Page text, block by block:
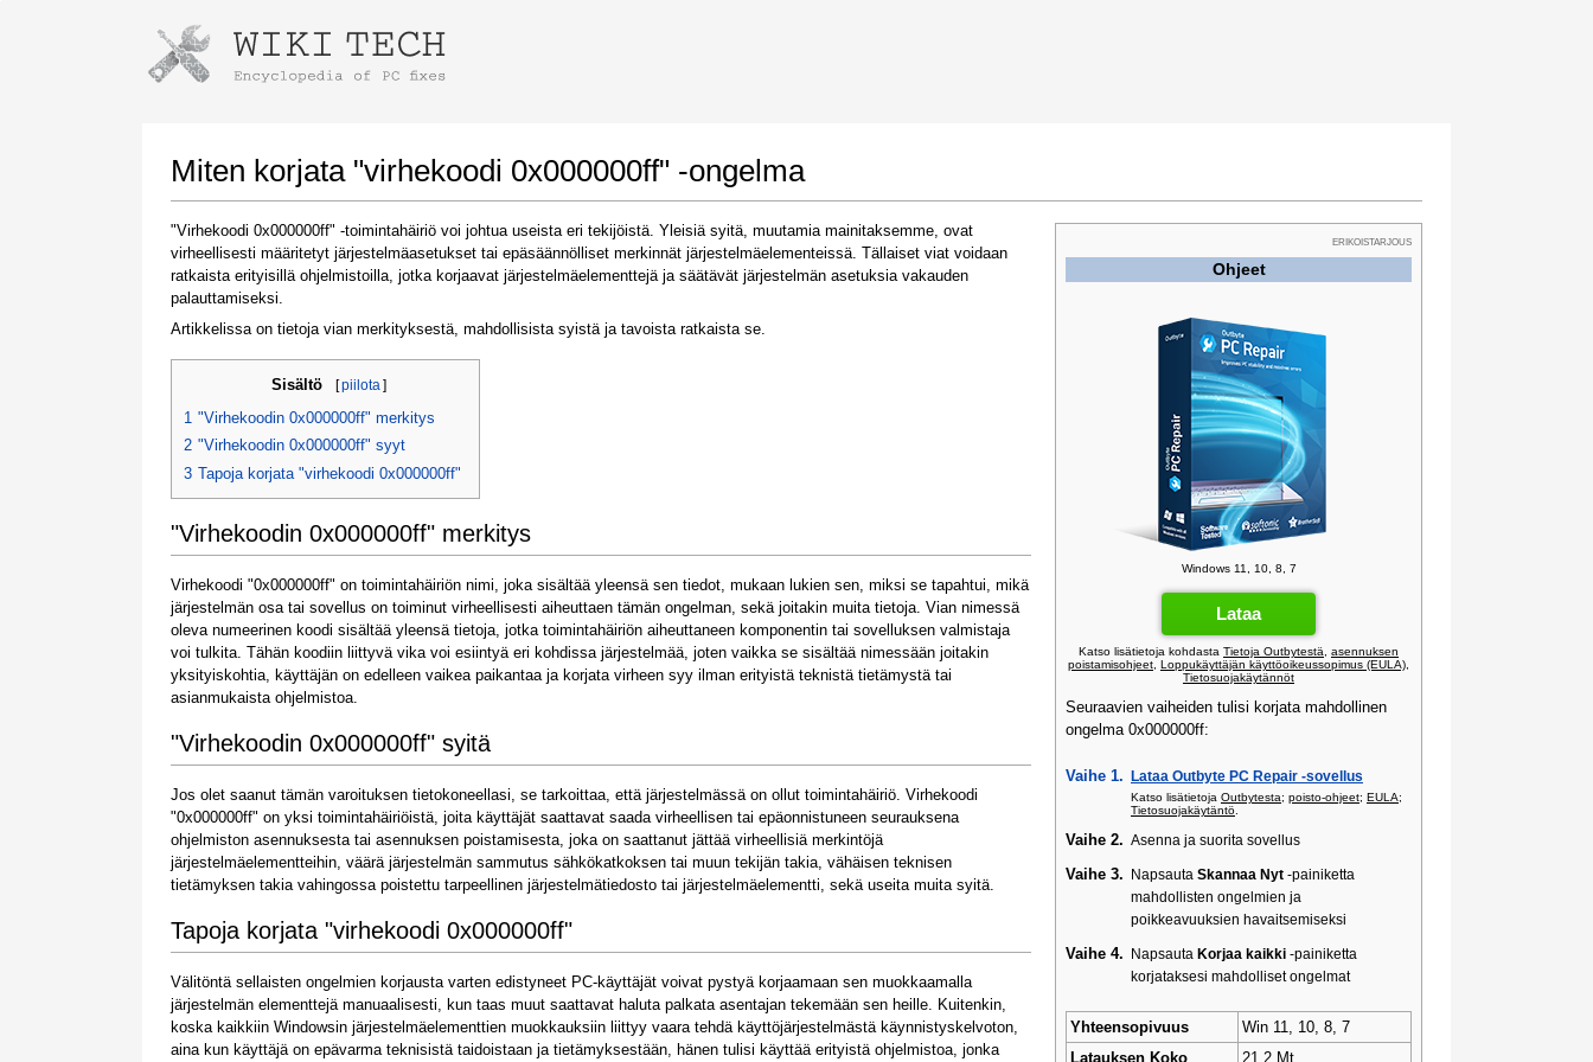
Miten korjata "virhekoodi 0x000000ff" -ongelma
ERIKOISTARJOUS
Ohjeet
Windows 11, 10, 8, 7
Lataa
Katso lisätietoja kohdasta Tietoja Outbytestä
asennuksen
poistamisohjeet Loppukäyttäjän käyttöoikeussopimus (EULA)
Tietosuojakäytännöt
Seuraavien vaiheiden tulisi korjata mahdollinen
ongelma 0x000000ff:
Vaihe 1. Lataa Outbyte PC Repair -sovellus
Katso lisätietoja Outbytesta; poisto-ohjeet; EULA;
Tietosuojakäytäntö
Vaihe 2. Asenna ja suorita sovellus
Vaihe 3. Napsauta Skannaa Nyt -painiketta
mahdollisten ongelmien ja
poikkeavuuksien havaitsemiseksi
Vaihe 4. Napsauta Korjaa kaikki -painiketta
korjataksesi mahdolliset ongelmat
Yhteensopivuus
Win 11, 10, 8, 7
Latauksen Koko
21,2 Mt
"Virhekoodi 0x000000ff" -toimintahäiriö voi johtua useista eri tekijöistä. Yleisiä syitä, muutamia mainitaksemme, ovat
virheellisesti määritetyt järjestelmäasetukset tai epäsäännölliset merkinnät järjestelmäelementeissä. Tällaiset viat voidaan
ratkaista erityisillä ohjelmistoilla, jotka korjaavat järjestelmäelementtejä ja säätävät järjestelmän asetuksia vakauden
palauttamiseksi.
Artikkelissa on tietoja vian merkityksestä, mahdollisista syistä ja tavoista ratkaista se.
Sisältö [piilota ]
1 "Virhekoodin 0x000000ff" merkitys
2 "Virhekoodin 0x000000ff" syyt
3 Tapoja korjata "virhekoodi 0x000000ff"
"Virhekoodin 0x000000ff" merkitys
Virhekoodi "0x000000ff" on toimintahäiriön nimi, joka sisältää yleensä sen tiedot, mukaan lukien sen, miksi se tapahtui, mikä
järjestelmän osa tai sovellus on toiminut virheellisesti aiheuttaen tämän ongelman, sekä joitakin muita tietoja. Vian nimessä
oleva numeerinen koodi sisältää yleensä tietoja, jotka toimintahäiriön aiheuttaneen komponentin tai sovelluksen valmistaja
voi tulkita. Tähän koodiin liittyvä vika voi esiintyä eri kohdissa järjestelmää, joten vaikka se sisältää nimessään joitakin
yksityiskohtia, käyttäjän on edelleen vaikea paikantaa ja korjata virheen syy ilman erityistä teknistä tietämystä tai
asianmukaista ohjelmistoa.
"Virhekoodin 0x000000ff" syitä
Jos olet saanut tämän varoituksen tietokoneellasi, se tarkoittaa, että järjestelmässä on ollut toimintahäiriö. Virhekoodi
"0x000000ff" on yksi toimintahäiriöistä, joita käyttäjät saattavat saada virheellisen tai epäonnistuneen seurauksena
ohjelmiston asennuksesta tai asennuksen poistamisesta, joka on saattanut jättää virheellisiä merkintöjä
järjestelmäelementteihin, väärä järjestelmän sammutus sähkökatkoksen tai muun tekijän takia, vähäisen teknisen
tietämyksen takia vahingossa poistettu tarpeellinen järjestelmätiedosto tai järjestelmäelementti, sekä useita muita syitä.
Tapoja korjata "virhekoodi 0x000000ff"
Välitöntä sellaisten ongelmien korjausta varten edistyneet PC-käyttäjät voivat pystyä korjaamaan sen muokkaamalla
järjestelmän elementtejä manuaalisesti, kun taas muut saattavat haluta palkata asentajan tekemään sen heille. Kuitenkin,
koska kaikkiin Windowsin järjestelmäelementtien muokkauksiin liittyy vaara tehdä käyttöjärjestelmästä käynnistyskelvoton,
aina kun käyttäjä on epävarma teknisistä taidoistaan ja tietämyksestään, hänen tulisi käyttää erityistä ohjelmistoa, jonka
Instructions for downloading using Google Chrome
Once the download is complete, click on the
downloaded file link